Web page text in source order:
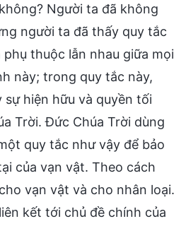
Người ta đã không
người ta đã thấy quy tắc
thuộc lẫn nhau giữa mọi
này; trong quy tắc này,
hiện hữu và quyền tối
Trời. Đức Chúa Trời dùng
quy tắc như vậy để bảo
của vạn vật. Theo cách
vạn vật và cho nhân loại.
kết tới chủ đề chính của